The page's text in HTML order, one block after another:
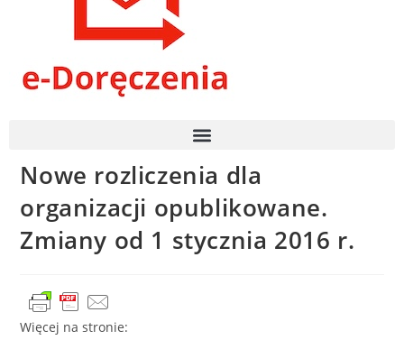
Nowe rozliczenia dla
organizacji opublikowane.
Zmiany od 1 stycznia 2016 r.
Więcej na stronie: